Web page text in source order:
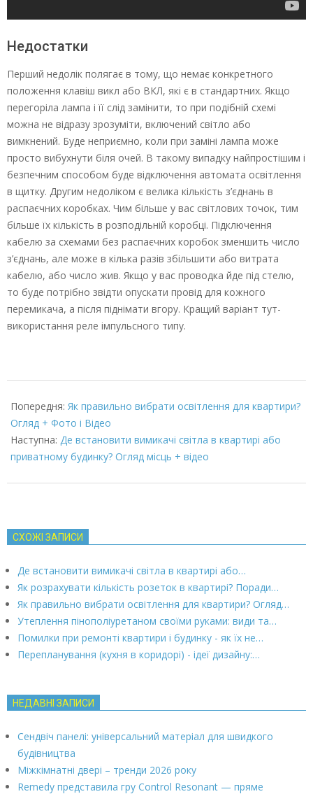
Недостатки
Перший недолік полягає в тому, що немає конкретного
положення клавіш викл або ВКЛ, які є в стандартних. Якщо
перегоріла лампа і її слід замінити, то при подібній схемі
можна не відразу зрозуміти, включений світло або
вимкнений. Буде неприємно, коли при заміні лампа може
просто вибухнути біля очей. В такому випадку найпростішим і
безпечним способом буде відключення автомата освітлення
в щитку. Другим недоліком є велика кількість з’єднань в
распаєчних коробках. Чим більше у вас світлових точок, тим
більше їх кількість в розподільній коробці. Підключення
кабелю за схемами без распаєчних коробок зменшить число
з’єднань, але може в кілька разів збільшити або витрата
кабелю, або число жив. Якщо у вас проводка йде під стелю,
то буде потрібно звідти опускати провід для кожного
перемикача, а після піднімати вгору. Кращий варіант тут-
використання реле імпульсного типу.
03-
08
Попередня: Як правильно вибрати освітлення для квартири?
Огляд + Фото і Відео
Наступна: Де встановити вимикачі світла в квартирі або
приватному будинку? Огляд місць + відео
СХОЖІ ЗАПИСИ
Де встановити вимикачі світла в квартирі або…
Як розрахувати кількість розеток в квартирі? Поради…
Як правильно вибрати освітлення для квартири? Огляд…
Утеплення пінополіуретаном своїми руками: види та…
Помилки при ремонті квартири і будинку - як їх не…
Перепланування (кухня в коридорі) - ідеї дизайну:…
НЕДАВНІ ЗАПИСИ
Сендвіч панелі: універсальний матеріал для швидкого
будівництва
Міжкімнатні двері – тренди 2026 року
Remedy представила гру Control Resonant — пряме